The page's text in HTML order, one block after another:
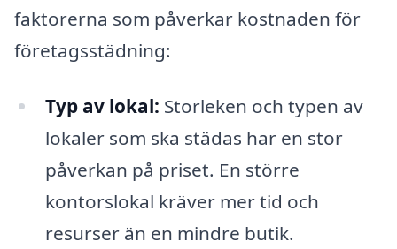
faktorerna som påverkar kostnaden för
företagsstädning:
Typ av lokal: Storleken och typen av
lokaler som ska städas har en stor
påverkan på priset. En större
kontorslokal kräver mer tid och
resurser än en mindre butik.